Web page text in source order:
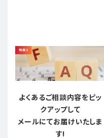
よくあるご相談内容をピッ
クアップして
メールにてお届けいたしま
す!